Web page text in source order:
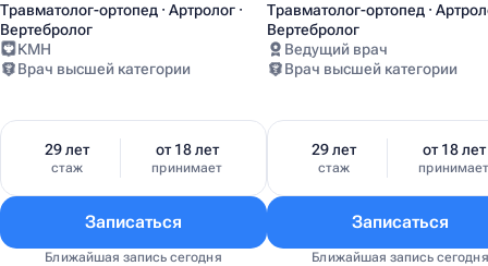
Травматолог-ортопед · Артролог ·
Вертебролог
КМН
Врач высшей категории
29 лет
стаж
от 18 лет
принимает
Записаться
Ближайшая запись сегодня
Травматолог-ортопед ·
Вертебролог
Ведущий врач
Врач высшей категории
29 лет
стаж
от 18 лет
принимает
Записаться
Ближайшая запись сегодня